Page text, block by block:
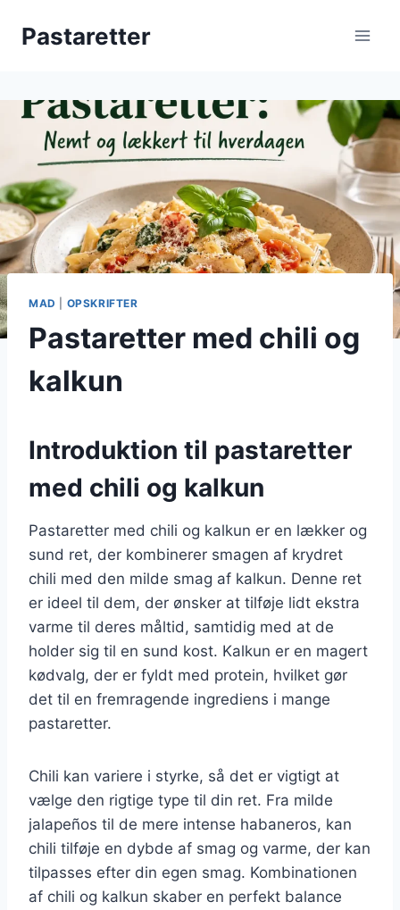
Pastaretter
MAD OPSKRIFTER
Pastaretter med chili og
kalkun
Introduktion til pastaretter
med chili og kalkun
Pastaretter med chili og kalkun er en lækker og
sund ret, der kombinerer smagen af krydret
chili med den milde smag af kalkun. Denne ret
er ideel til dem, der ønsker at tilføje lidt ekstra
varme til deres måltid, samtidig med at de
holder sig til en sund kost. Kalkun er en magert
kødvalg, der er fyldt med protein, hvilket gør
det til en fremragende ingrediens i mange
pastaretter.
Chili kan variere i styrke, så det er vigtigt at
vælge den rigtige type til din ret. Fra milde
jalapeños til de mere intense habaneros, kan
chili tilføje en dybde af smag og varme, der kan
tilpasses efter din egen smag. Kombinationen
af chili og kalkun skaber en perfekt balance